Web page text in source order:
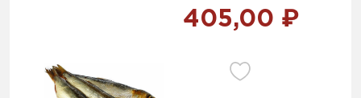
405,00 ₽